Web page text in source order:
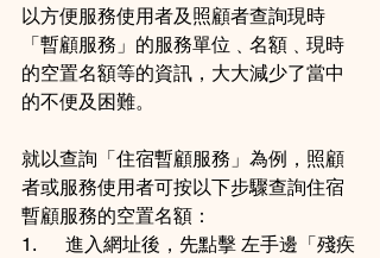
以方便服務使用者及照顧者查詢現時
「暫顧服務」的服務單位﹑名額﹑現時
的空置名額等的資訊，大大減少了當中
的不便及困難。
就以查詢「住宿暫顧服務」為例，照顧
者或服務使用者可按以下步驟查詢住宿
暫顧服務的空置名額：
1.      進入網址後，先點擊 左手邊「殘疾